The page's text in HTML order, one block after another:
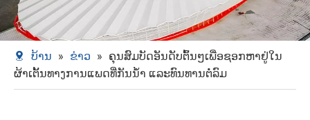
ບ້ານ » ຂ່າວ » ຄຸນສົມບັດອັນດັບຕົ້ນໆເພື່ອຊອກຫາຢູ່ໃນ
ຜ້າເຕັ້ນທາງການແພດທີ່ກັນນໍ້າ ແລະທົນທານຕໍ່ລົມ